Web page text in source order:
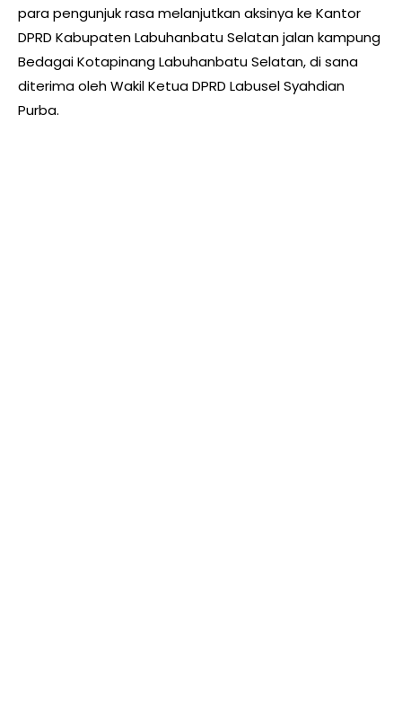
para pengunjuk rasa melanjutkan aksinya ke Kantor
DPRD Kabupaten Labuhanbatu Selatan jalan kampung
Bedagai Kotapinang Labuhanbatu Selatan, di sana
diterima oleh Wakil Ketua DPRD Labusel Syahdian
Purba.